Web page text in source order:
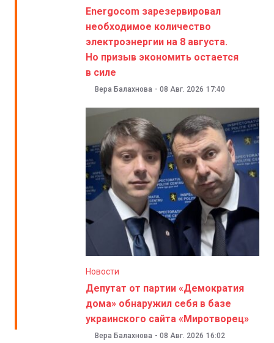
Energocom зарезервировал
необходимое количество
электроэнергии на 8 августа.
Но призыв экономить остается
в силе
Вера Балахнова - 08 Авг. 2026 17:40
Новости
Депутат от партии «Демократия
дома» обнаружил себя в базе
украинского сайта «Миротворец»
Вера Балахнова - 08 Авг. 2026 16:02